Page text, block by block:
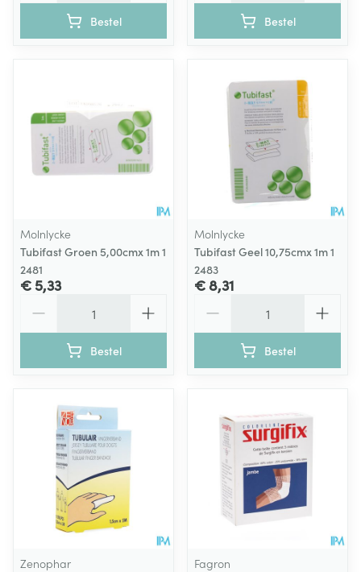
Bestel Bestel
Molnlycke
Tubifast Groen 5,00cmx 1m 1
2481
€ 5,33
Bestel
Molnlycke
Tubifast Geel 10,75cmx 1m 1
2483
€ 8,31
Bestel
Zenophar
Fagron